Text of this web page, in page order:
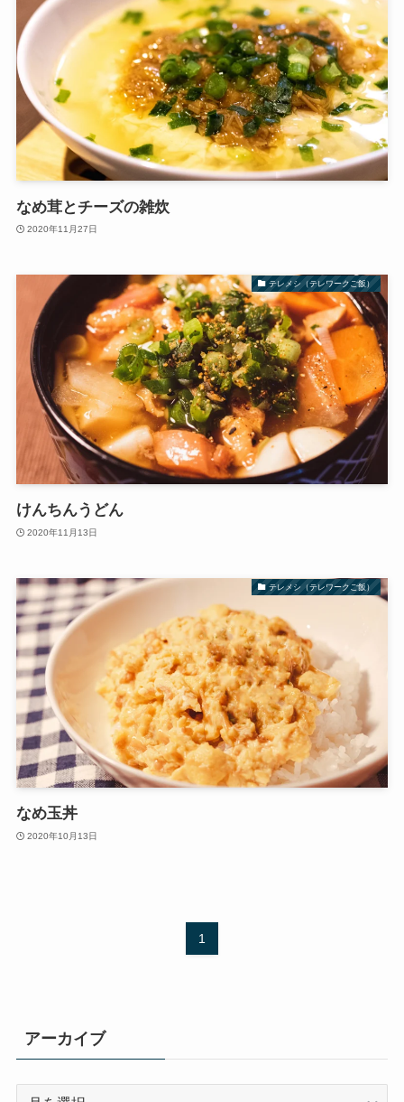
なめ茸とチーズの雑炊
2020年11月27日
テレメシ（テレワークご飯）
けんちんうどん
2020年11月13日
テレメシ（テレワークご飯）
なめ玉丼
2020年10月13日
1
アーカイブ